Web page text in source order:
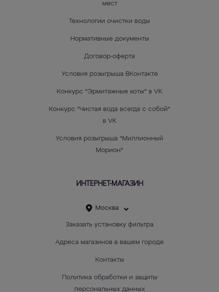
мест
Технологии очистки воды
Нормативные документы
Договор-оферта
Условия розыгрыша ВКонтакте
Конкурс "Эрмитажные коты" в VK
Конкурс "Чистая вода всегда с собой"
в VK
Условия розыгрыша "Миллионный
Морион"
ИНТЕРНЕТ-МАГАЗИН
Москва
Заказать установку фильтра
Адреса магазинов в вашем городе
Контакты
Политика обработки и защиты
персональных данных